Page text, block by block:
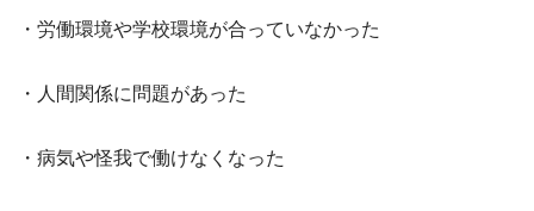
・労働環境や学校環境が合っていなかった
・人間関係に問題があった
・病気や怪我で働けなくなった